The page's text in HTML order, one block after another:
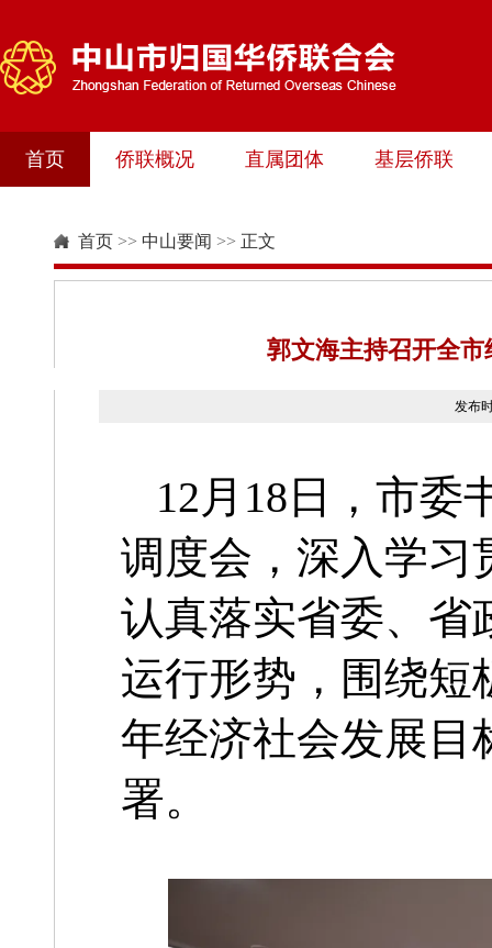
首页 侨联概况 直属团体 基层侨联
首页 >> 中山要闻 >> 正文
郭文海主持召开全
发布
12月18日，市委
调度会，深入学习
认真落实省委、省
运行形势，围绕短
年经济社会发展目
署。